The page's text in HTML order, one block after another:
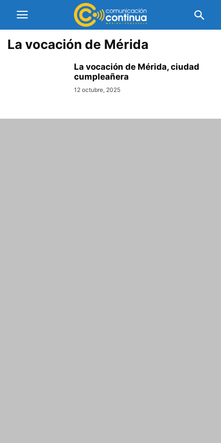
La vocación de Mérida
La vocación de Mérida, ciudad
cumpleañera
12 octubre, 2025